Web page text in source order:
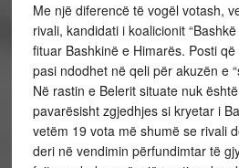
Me një diferencë të vogël votash,
rivali, kandidati i koalicionit
fituar Bashkinë e Himarës. Posti
pasi ndodhet në qeli për akuzën e
Në rastin e Belerit situate nuk
pavarësisht zgjedhjes si kryetar i
vetëm 19 vota më shumë se rivali
deri në vendimin përfundimtar të